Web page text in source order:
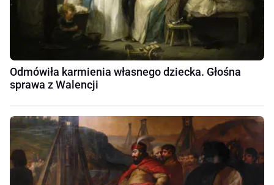
Odmówiła karmienia własnego dziecka. Głośna
sprawa z Walencji